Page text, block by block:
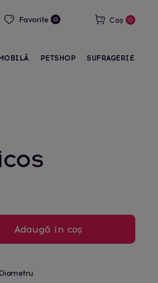
Favorite 0 Coș 0
PETSHOP SUFRAGERIE
Adaugă în coș
Diametru